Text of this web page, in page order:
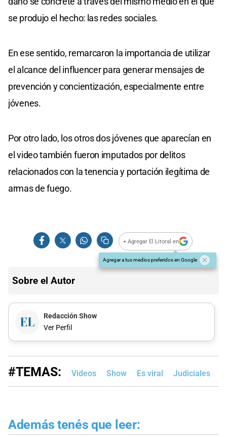
se produjo el hecho: las redes sociales.
En ese sentido, remarcaron la importancia de utilizar
el alcance del influencer para generar mensajes de
prevención y concientización, especialmente entre
jóvenes.
Por otro lado, los otros dos jóvenes que aparecían en
el video también fueron imputados por delitos
relacionados con la tenencia y portación ilegítima de
armas de fuego.
+ Agregar El Litoral en
Agregar a tus medios preferidos en Google
Sobre el Autor
Redacción Show
Ver Perfil
#TEMAS: Videos Show Es viral Judiciales
Además tenés que leer: